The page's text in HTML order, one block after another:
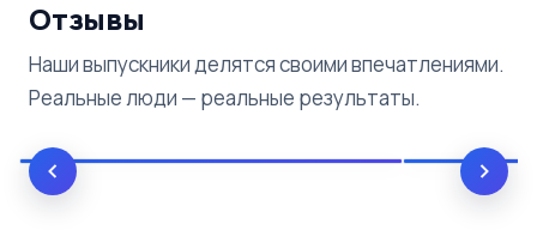
Отзывы
Наши выпускники делятся своими впечатлениями.
Реальные люди — реальные результаты.